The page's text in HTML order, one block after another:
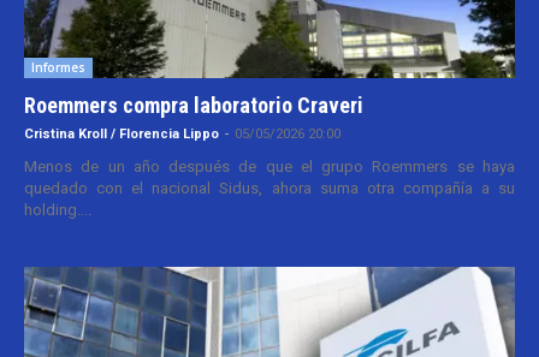
Informes
Roemmers compra laboratorio Craveri
Cristina Kroll / Florencia Lippo - 05/05/2026 20:00
Menos de un año después de que el grupo Roemmers se haya
quedado con el nacional Sidus, ahora suma otra compañía a su
holding....